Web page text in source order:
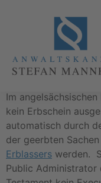
Grant
Im
kein Erbschein
automatisch durch
der geerbten
Erblassers werden.
Public Administrator